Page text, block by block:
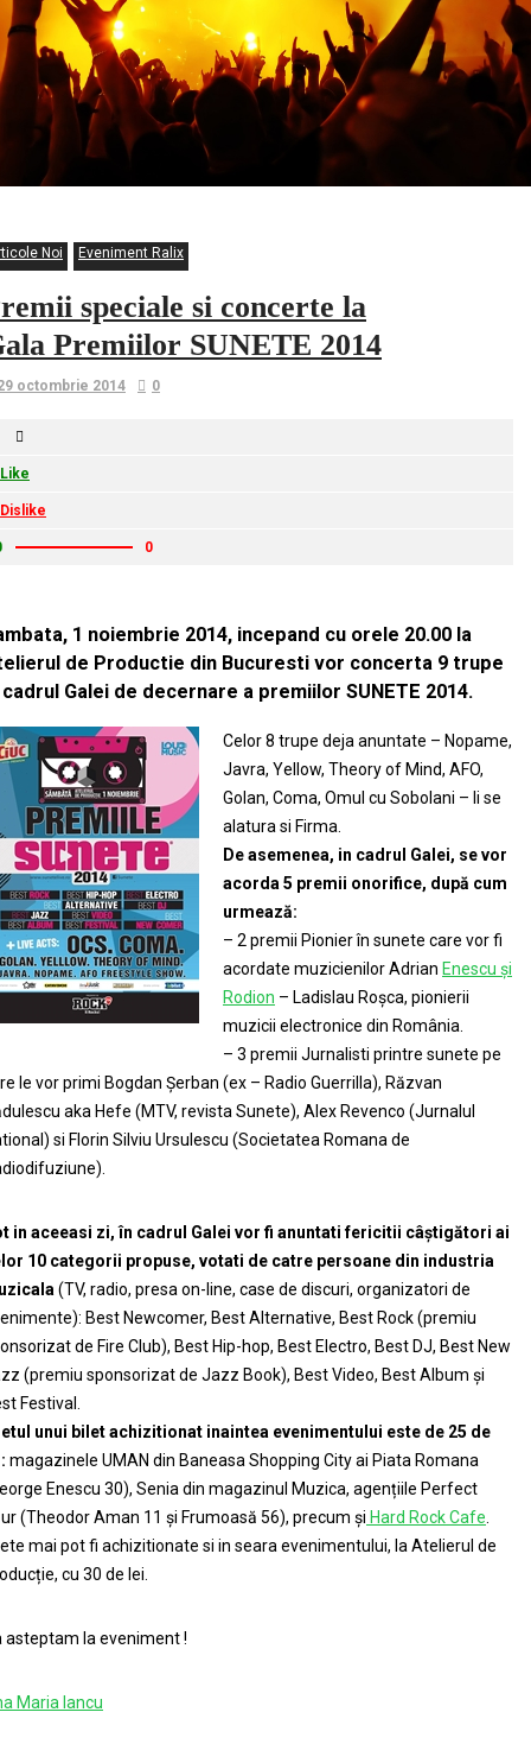
Noi Eveniment Ralix
speciale si concerte la
Premiilor SUNETE 2014
octombrie 2014 0
Like
Dislike
0
1 noiembrie 2014, incepand cu orele 20.00 la
de Productie din Bucuresti vor concerta 9 trupe
Galei de decernare a premiilor SUNETE 2014.
Celor 8 trupe deja anuntate – Nopame,
Javra, Yellow, Theory of Mind, AFO,
Golan, Coma, Omul cu Sobolani – li se
alatura si Firma.
De asemenea, in cadrul Galei, se vor
acorda 5 premii onorifice, după cum
urmează:
– 2 premii Pionier în sunete care vor fi
acordate muzicienilor Adrian Enescu și
Rodion – Ladislau Roșca, pionierii
muzicii electronice din România.
– 3 premii Jurnalisti printre sunete pe
le vor primi Bogdan Șerban (ex – Radio Guerrilla), Răzvan
aka Hefe (MTV, revista Sunete), Alex Revenco (Jurnalul
si Florin Silviu Ursulescu (Societatea Romana de
in aceeasi zi, în cadrul Galei vor fi anuntati fericitii câștigători ai
10 categorii propuse, votati de catre persoane din industria
(TV, radio, presa on-line, case de discuri, organizatori de
Best Newcomer, Best Alternative, Best Rock (premiu
de Fire Club), Best Hip-hop, Best Electro, Best DJ, Best New
(premiu sponsorizat de Jazz Book), Best Video, Best Album și
Festival.
unui bilet achizitionat inaintea evenimentului este de 25 de
magazinele UMAN din Baneasa Shopping City ai Piata Romana
Enescu 30), Senia din magazinul Muzica, agențiile Perfect
(Theodor Aman 11 și Frumoasă 56), precum și Hard Rock Cafe
mai pot fi achizitionate si in seara evenimentului, la Atelierul de
cu 30 de lei.
asteptam la eveniment !
Maria Iancu